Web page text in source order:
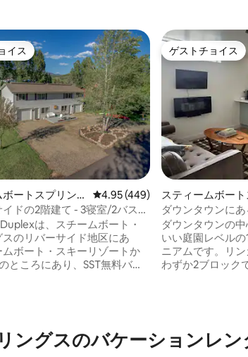
つ星の平均評価
イス
イス
ートスプリング
レビュー449件、5つ星中4.95つ
4.95 (449)
ドの2階建て - 3寝室/2バスル
OK は、スチームボート・
のリバーサイド地区にあ
ムボート・スキーリゾートか
ところにあり、SST無料バス
す。 スチームボートスプリン
ータウンUSA」であり、世
ゲストチョイス
ゲストチョイス
スティームボート
スのコンドミニア
ダウンタウンに
ンドミニアム
ダウンタウンの
いい庭園レベル
ニアムです。リ
わずか2ブロック
コンピューター
この新しく改装
ングスのバケーションレ